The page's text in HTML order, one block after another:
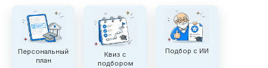
Персональный
план
Квиз с
подбором
Подбор с ИИ